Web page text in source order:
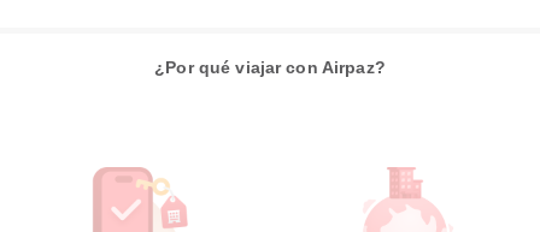
¿Por qué viajar con Airpaz?